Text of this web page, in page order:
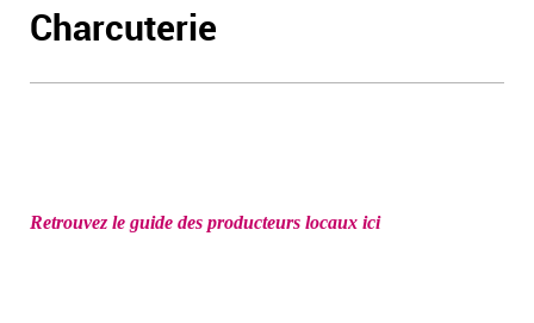
Charcuterie
Retrouvez le guide des producteurs locaux ici